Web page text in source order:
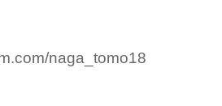
naga_tomo18